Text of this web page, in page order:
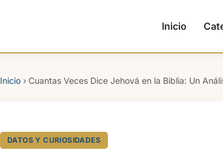
Inicio
Inicio › Cuantas Veces Dice Jehová en la Biblia: Un
DATOS Y CURIOSIDADES